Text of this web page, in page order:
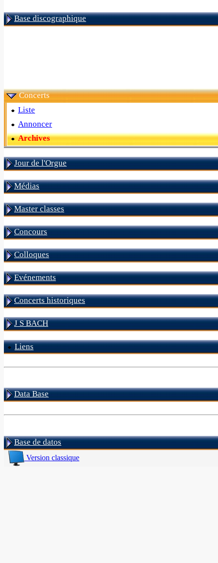
Base discographique
Concerts
Liste
Annoncer
Archives
Jour de l'Orgue
Médias
Master classes
Concours
Colloques
Evénements
Concerts historiques
J S BACH
Liens
Data Base
Base de datos
Version classique